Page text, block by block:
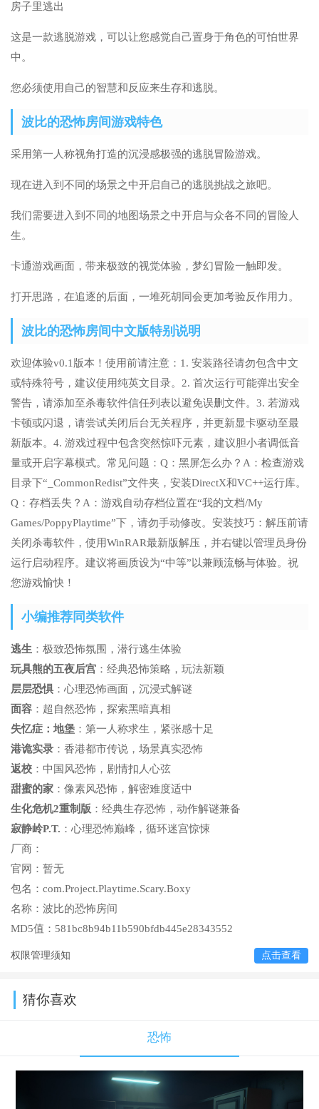
房子里逃出
这是一款逃脱游戏，可以让您感觉自己置身于角色的可怕世界
中。
您必须使用自己的智慧和反应来生存和逃脱。
波比的恐怖房间游戏特色
采用第一人称视角打造的沉浸感极强的逃脱冒险游戏。
现在进入到不同的场景之中开启自己的逃脱挑战之旅吧。
我们需要进入到不同的地图场景之中开启与众各不同的冒险人
生。
卡通游戏画面，带来极致的视觉体验，梦幻冒险一触即发。
打开思路，在追逐的后面，一堆死胡同会更加考验反作用力。
波比的恐怖房间中文版特别说明
欢迎体验v0.1版本！使用前请注意：1. 安装路径请勿包含中文
或特殊符号，建议使用纯英文目录。2. 首次运行可能弹出安全
警告，请添加至杀毒软件信任列表以避免误删文件。3. 若游戏
卡顿或闪退，请尝试关闭后台无关程序，并更新显卡驱动至最
新版本。4. 游戏过程中包含突然惊吓元素，建议胆小者调低音
量或开启字幕模式。常见问题：Q：黑屏怎么办？A：检查游戏
目录下“_CommonRedist”文件夹，安装DirectX和VC++运行库。
Q：存档丢失？A：游戏自动存档位置在“我的文档/My
Games/PoppyPlaytime”下，请勿手动修改。安装技巧：解压前请
关闭杀毒软件，使用WinRAR最新版解压，并右键以管理员身份
运行启动程序。建议将画质设为“中等”以兼顾流畅与体验。祝
您游戏愉快！
小编推荐同类软件
逃生 ：极致恐怖氛围，潜行逃生体验
玩具熊的五夜后宫 ：经典恐怖策略，玩法新颖
层层恐惧 ：心理恐怖画面，沉浸式解谜
面容 ：超自然恐怖，探索黑暗真相
失忆症：地堡 ：第一人称求生，紧张感十足
港诡实录 ：香港都市传说，场景真实恐怖
返校 ：中国风恐怖，剧情扣人心弦
甜蜜的家 ：像素风恐怖，解密难度适中
生化危机2重制版 ：经典生存恐怖，动作解谜兼备
寂静岭P.T. ：心理恐怖巅峰，循环迷宫惊悚
厂商：
官网： 暂无
包名： com.Project.Playtime.Scary.Boxy
名称： 波比的恐怖房间
MD5值： 581bc8b94b11b590bfdb445e28343552
权限管理须知 点击查看
猜你喜欢
恐怖